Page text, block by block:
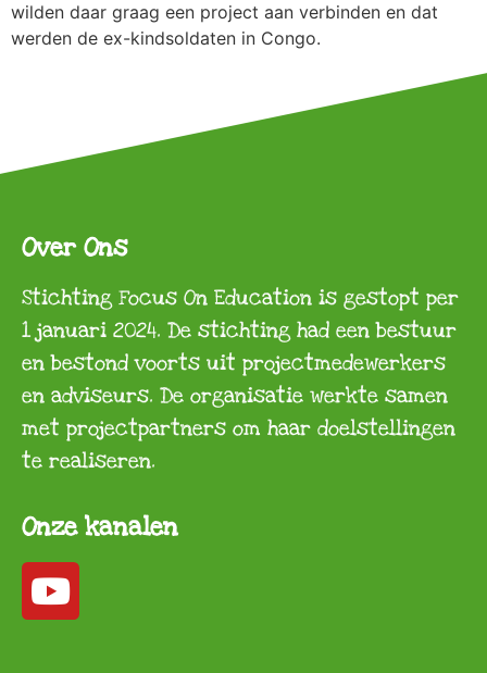
wilden daar graag een project aan verbinden en dat
werden de ex-kindsoldaten in Congo.
Over Ons
Stichting Focus On Education is gestopt per
1 januari 2024. De stichting had een bestuur
en bestond voorts uit projectmedewerkers
en adviseurs. De organisatie werkte samen
met projectpartners om haar doelstellingen
te realiseren.
Onze kanalen